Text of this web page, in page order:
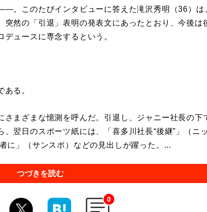
。このたびインタビューに答えた滝沢秀明（36）は
突然の「引退」表明の発表文にあったとおり、今後は
ュースに専念するという。
ある。
まざまな憶測を呼んだ。引退し、ジャニー社長の下
翌日のスポーツ紙には、「喜多川社長“後継”」（ニッ
に」（サンスポ）などの見出しが躍った。...
つづきを読む
0